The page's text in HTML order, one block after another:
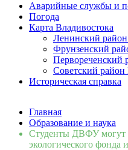
Владивосток — городской
Аварийные службы и
Погода
Карта Владивостока
Ленинский район
Фрунзенский
Первореченский
Советский район
Историческая справка
Сломалась бытовая
быстро вернуть
Мобильная реклама на
Главная
Образование и наука
Студенты ДВФУ могут
экологического фонда